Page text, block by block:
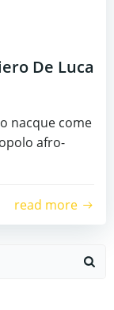
De Luca
nacque come
afro-
read more